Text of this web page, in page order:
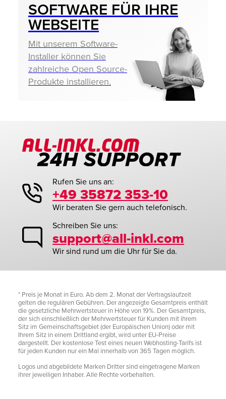
SOFTWARE FÜR IHRE
WEBSEITE
Mit unserem Software-
Installer können Sie
zahlreiche Open Source-
Produkte installieren.
Rufen Sie uns an:
+49 35872 353-10
Wir beraten Sie gern auch telefonisch.
Schreiben Sie uns:
support@all-inkl.com
Wir sind rund um die Uhr für Sie da.
* Preis je Monat in Euro. Ab dem 2. Monat der Vertragslaufzeit
gelten die regulären Gebühren. Der angezeigte Gesamtpreis enthält
die gesetzliche Mehrwertsteuer in Höhe von 19%. Der Gesamtpreis,
der sich einschließlich der Mehrwertsteuer für Kunden mit ihrem
Sitz im Gemeinschaftsgebiet (der Europäischen Union) oder mit
Ihrem Sitz in einem Drittland ergibt, wird unter EU-Preise
dargestellt. Der kostenlose Test eines neuen Webhosting-Tarifs ist
für jeden Kunden nur ein Mal innerhalb von 365 Tagen möglich.
Logos und abgebildete Marken Dritter sind eingetragene Marken
ihrer jeweiligen Inhaber. Alle Rechte vorbehalten.